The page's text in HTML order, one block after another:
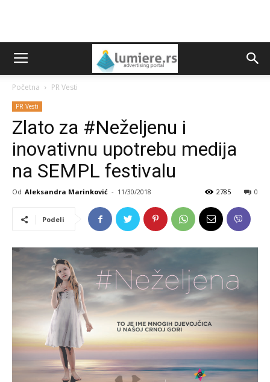
Početna PR Vesti
PR Vesti
Zlato za #Neželjenu i
inovativnu upotrebu medija
na SEMPL festivalu
Od Aleksandra Marinković - 11/30/2018 0
2785
Podeli